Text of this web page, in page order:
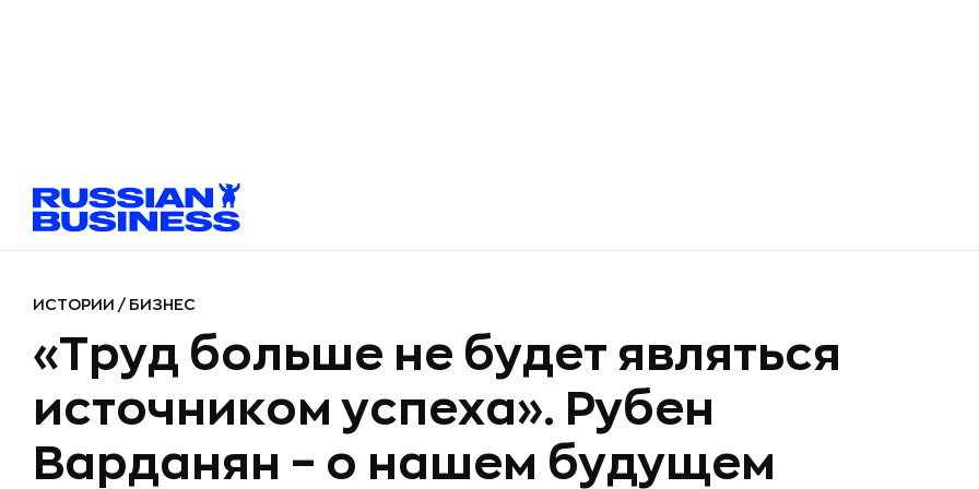
ИСТОРИИ / БИЗНЕС
«Труд больше не будет являться
источником успеха». Рубен
Варданян – о нашем будущем